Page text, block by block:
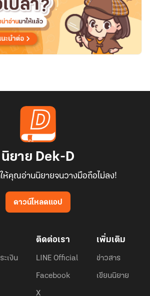
นิยาย Dek-D
ห้คุณอ่านนิยายจนวางมือถือไม่ลง!
ดาวน์โหลดแอป
ะเงิน
ติดต่อเรา
LINE Official
Facebook
X
เพิ่มเติม
ข่าวสาร
เขียนนิยาย